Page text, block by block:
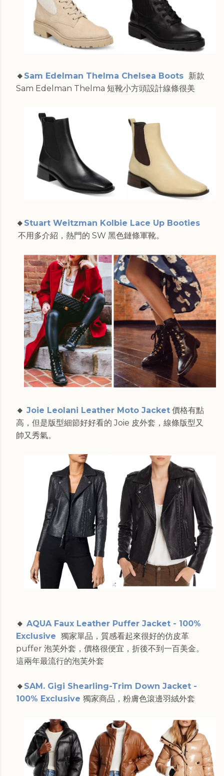
🔸 Sam Edelman Thelma Chelsea Boots 新款
Sam Edelman Thelma 短靴小方頭設計線條很美
🔸 Stuart Weitzman Kolbie Lace Up Booties
不用多介紹，熱門的 SW 黑色鏈條軍靴。
🔸 Joie Leolani Leather Moto Jacket 價格有點
高，但是版型細節好好看的 Joie 皮外套，線條版型又
帥又秀氣。
🔸 AQUA Faux Leather Puffer Jacket - 100%
Exclusive 獨家單品，質感看起來很好的仿皮革
puffer 泡芙外套，價格很便宜，折後不到一百美金。
這兩年最流行的泡芙外套
🔸 SAM. Gigi Shearling-Trim Down Jacket -
100% Exclusive 獨家商品，粉膚色滾邊羽絨外套